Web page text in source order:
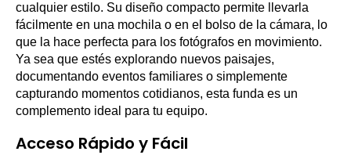
cualquier estilo. Su diseño compacto permite llevarla
fácilmente en una mochila o en el bolso de la cámara, lo
que la hace perfecta para los fotógrafos en movimiento.
Ya sea que estés explorando nuevos paisajes,
documentando eventos familiares o simplemente
capturando momentos cotidianos, esta funda es un
complemento ideal para tu equipo.
Acceso Rápido y Fácil